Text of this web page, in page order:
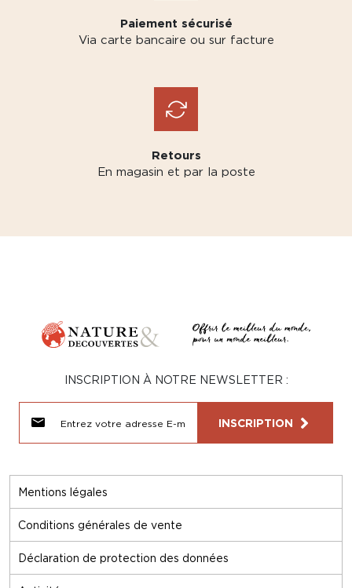
Paiement sécurisé
Via carte bancaire ou sur facture
Retours
En magasin et par la poste
Mentions légales
Conditions générales de vente
Déclaration de protection des données
INSCRIPTION À NOTRE NEWSLETTER :
INSCRIPTION